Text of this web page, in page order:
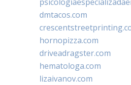
dmtacos.com
hornopizza.com
driveadragster.com
hematologa.com
lizaivanov.com